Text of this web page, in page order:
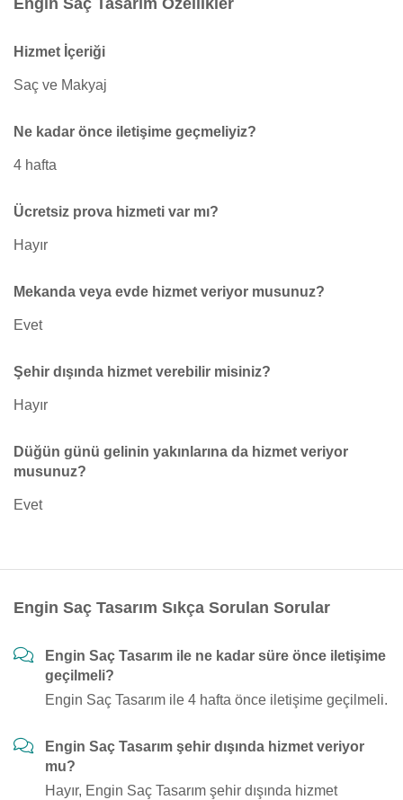
Engin Saç Tasarım Özellikler
Hizmet İçeriği
Saç ve Makyaj
Ne kadar önce iletişime geçmeliyiz?
4 hafta
Ücretsiz prova hizmeti var mı?
Hayır
Mekanda veya evde hizmet veriyor musunuz?
Evet
Şehir dışında hizmet verebilir misiniz?
Hayır
Düğün günü gelinin yakınlarına da hizmet veriyor
musunuz?
Evet
Engin Saç Tasarım Sıkça Sorulan Sorular
Engin Saç Tasarım ile ne kadar süre önce iletişime
geçilmeli?
Engin Saç Tasarım ile 4 hafta önce iletişime geçilmeli.
Engin Saç Tasarım şehir dışında hizmet veriyor
mu?
Hayır, Engin Saç Tasarım şehir dışında hizmet